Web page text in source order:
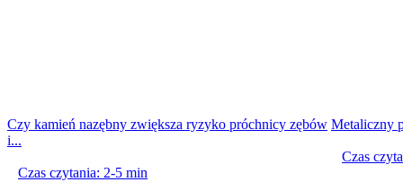
Czy kamień nazębny zwiększa ryzyko próchnicy zębów
i...
Czas czytania: 2-5 min
Metaliczny
Czas